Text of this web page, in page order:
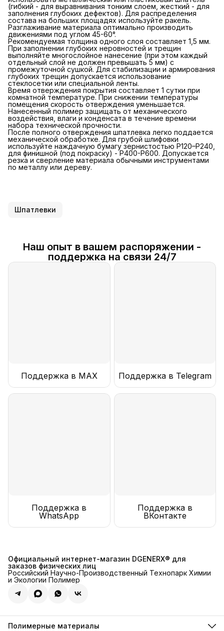
(гибкий - для выравнивания тонким слоем, жесткий - для
заполнения глубоких дефектов). Для распределения
состава на больших площадях используйте ракель.
Разглаживание материала оптимально производить
движениями под углом 45-60°.
Рекомендуемая толщина одного слоя составляет 1,5 мм.
При заполнении глубоких неровностей и трещин
выполняйте многослойное нанесение (при этом каждый
отдельный слой не должен превышать 5 мм) с
промежуточной сушкой. Для стабилизации и армирования
глубоких трещин допускается использование
стеклосетки или специальной ленты.
Время отверждения покрытия составляет 1 сутки при
комнатной температуре. При снижении температуры
помещения скорость отверждения уменьшается.
Нанесенный полимер защищать от механического
воздействия, влаги и конденсата в течение времени
набора технической прочности.
После полного отверждения шпатлевка легко поддается
механической обработке. Для грубой шлифовки
используйте наждачную бумагу зернистостью P120–P240,
для финишной (под покраску) - P400-P600. Допускается
резка и сверление материала обычными инструментами
по металлу или дереву.
Шпатлевки
Наш опыт в вашем распоряжении -
поддержка на связи 24/7
Поддержка в MAX Поддержка в Telegram
Поддержка в
WhatsApp
Поддержка в
ВКонтакте
Официальный интернет-магазин DGENERX® для
заказов физических лиц
Российский Научно-Производственный Технопарк Химии
и Экологии Полимер
Полимерные материалы